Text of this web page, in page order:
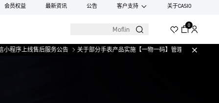
会员权益 最新资讯 公告 客户支持 关于CASIO
0
后服务公告 关于部分手表产品实施【一物一码】管理的公告 微信小程序上